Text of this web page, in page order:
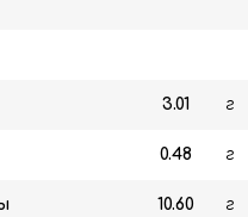
3.01 г
0.48 г
10.60 г